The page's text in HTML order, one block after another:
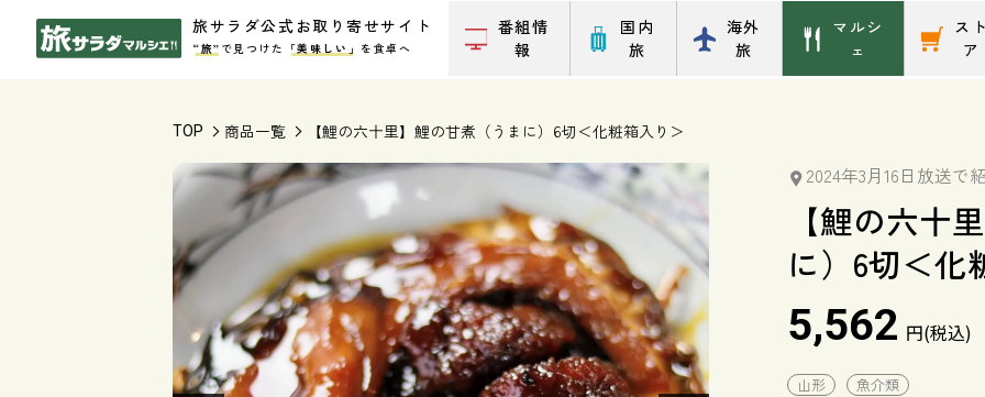
旅サラダ公式お取り寄せサイト
“旅” で見つけた 「美味しい」 を食卓へ
番組情
報
国内
旅
海外
旅
マルシ
ェ
スト
ア
TOP 商品一覧 【鯉の六十里】鯉の甘煮（うまに）6切＜化粧箱入り＞
2024年3月16日放送で
【鯉の六十
に）6切＜化
5,562 円(税込)
山形 魚介類